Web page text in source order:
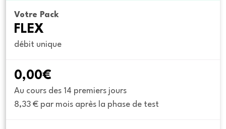
Votre Pack
FLEX
débit unique
0,00€
Au cours des 14 premiers jours
8,33 € par mois après la phase de test